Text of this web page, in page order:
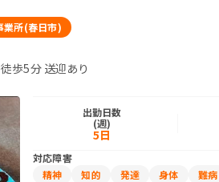
業所(春日市)
歩5分 送迎あり
出勤日数
(週)
5日
対応障害
精神
知的 発達 身体
難病